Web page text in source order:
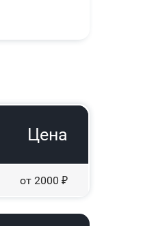
Цена
от 2000 ₽